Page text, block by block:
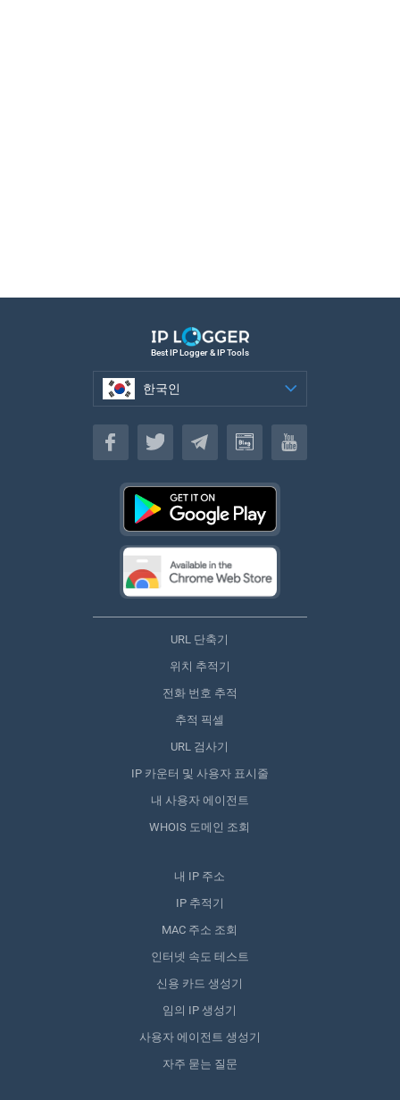
Best IP Logger & IP Tools
한국인
한국인
URL 단축기
위치 추적기
전화 번호 추적
추적 픽셀
URL 검사기
IP 카운터 및 사용자 표시줄
내 사용자 에이전트
WHOIS 도메인 조회
내 IP 주소
IP 추적기
MAC 주소 조회
인터넷 속도 테스트
신용 카드 생성기
임의 IP 생성기
사용자 에이전트 생성기
자주 묻는 질문